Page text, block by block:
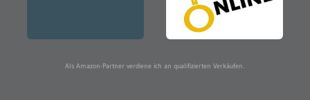
Als Amazon-Partner verdiene ich an qualifizierten Verkäufen.